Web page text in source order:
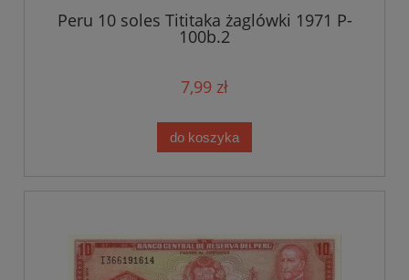
Peru 10 soles Tititaka żaglówki 1971 P-
100b.2
7,99 zł
do koszyka